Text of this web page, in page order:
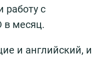
работу с
в месяц.
и английский, и